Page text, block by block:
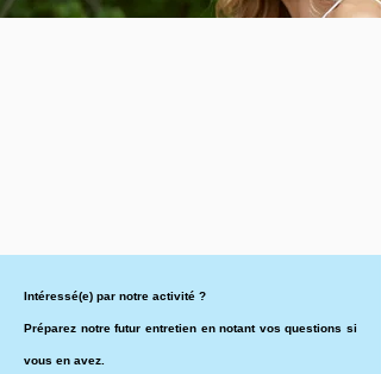
Intéressé(e) par notre activité ?
Préparez notre futur entretien en notant vos questions si
vous en avez.